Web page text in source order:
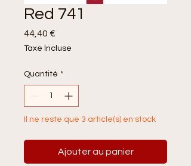
Red 741
44,40 €
Taxe Incluse
Quantité *
Il ne reste que 3 article(s) en stock
Ajouter au panier